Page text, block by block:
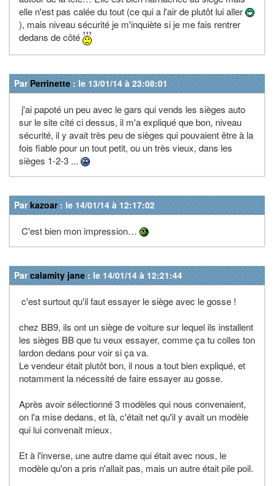
elle n'est pas calée du tout (ce qui a l'air de plutôt lui aller
), mais niveau sécurité je m'inquiète si je me fais rentrer
dedans de côté
Par Perrinette : le 13/01/14 à 23:08:01
j'ai papoté un peu avec le gars qui vends les sièges auto
sur le site cité ci dessus, il m'a expliqué que bon, niveau
sécurité, il y avait très peu de sièges qui pouvaient être à la
fois fiable pour un tout petit, ou un très vieux, dans les
sièges 1-2-3 ...
Parkazoar: le 14/01/14 à 12:17:02
C'est bien mon impression…
Parcalamity jane : le 14/01/14 à 12:21:44
c'est surtout qu'il faut essayer le siège avec le gosse !
chez BB9, ils ont un siège de voiture sur lequel ils installent
les sièges BB que tu veux essayer, comme ça tu colles ton
lardon dedans pour voir si ça va.
Le vendeur était plutôt bon, il nous a tout bien expliqué, et
notamment la nécessité de faire essayer au gosse.
Après avoir sélectionné 3 modèles qui nous convenaient,
on l'a mise dedans, et là, c'était net qu'il y avait un modèle
qui lui convenait mieux.
Et à l'inverse, une autre dame qui était avec nous, le
modèle qu'on a pris n'allait pas, mais un autre était pile poil.